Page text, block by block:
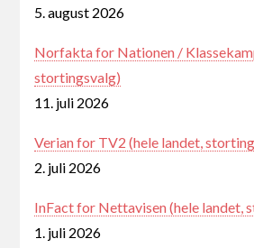
5. august 2026
Norfakta for Nationen /
stortingsvalg)
11. juli 2026
Verian for TV2 (hele landet,
2. juli 2026
InFact for Nettavisen (hele landet,
1. juli 2026